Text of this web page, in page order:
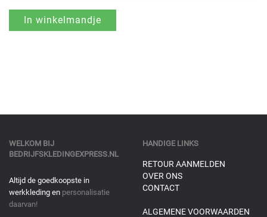
WELKOM BIJ
BEDRIJFSKLEDINGEXPRESS.NL
Altijd de goedkoopste in
werkkleding en personalisatie
daarvan!
HANDIGE LINKS
RETOUR AANMELDEN
OVER ONS
CONTACT
ALGEMENE VOORWAARDEN